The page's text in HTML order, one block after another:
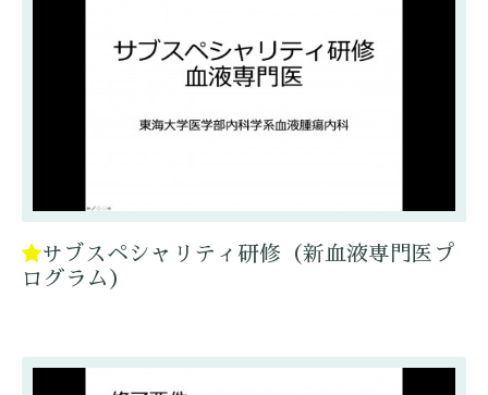
サブスペシャリティ研修（新血液専門医プ
ログラム）